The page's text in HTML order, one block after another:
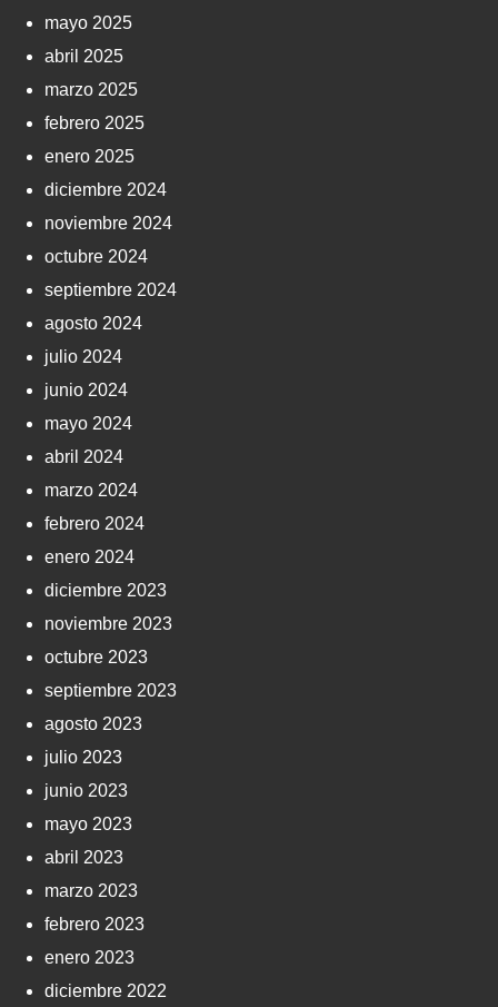
mayo 2025
abril 2025
marzo 2025
febrero 2025
enero 2025
diciembre 2024
noviembre 2024
octubre 2024
septiembre 2024
agosto 2024
julio 2024
junio 2024
mayo 2024
abril 2024
marzo 2024
febrero 2024
enero 2024
diciembre 2023
noviembre 2023
octubre 2023
septiembre 2023
agosto 2023
julio 2023
junio 2023
mayo 2023
abril 2023
marzo 2023
febrero 2023
enero 2023
diciembre 2022